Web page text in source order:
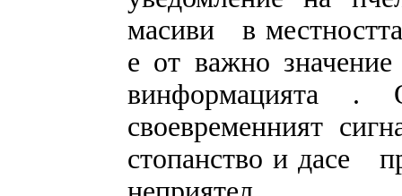
масиви
в
е от важно
винформацията .
своевременният
стопанство и дасе